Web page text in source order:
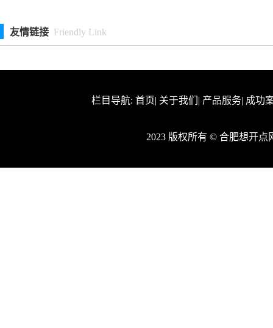
友情链接 Friendly Link
栏目导航: 首页| 关于我们 | 产品服务| 成功
2023 版权所有 © 合肥想开